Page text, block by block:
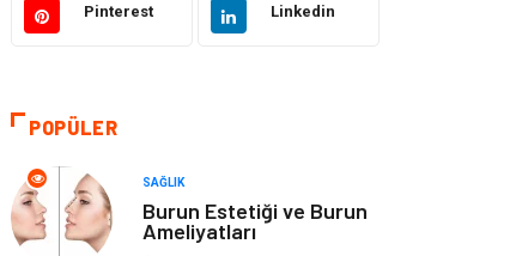
Turizm
Bilgisayar &
Mobilya
Pinterest Linkedin
POPÜLER
SAĞLIK
Burun Estetiği ve Burun
Ameliyatları